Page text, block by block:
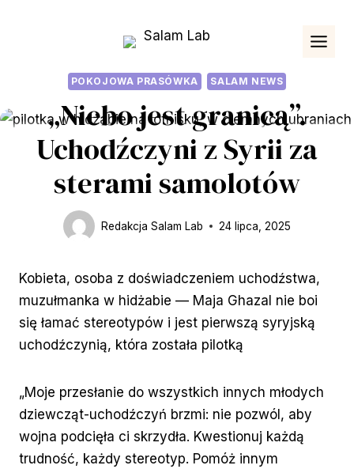
POKOJOWA PRASÓWKA SALAM NEWS
„Niebo jest granicą”.
Uchodźczyni z Syrii za
sterami samolotów
Redakcja Salam Lab 24 lipca, 2025
Kobieta, osoba z doświadczeniem uchodźstwa,
muzułmanka w hidżabie — Maja Ghazal nie boi
się łamać stereotypów i jest pierwszą syryjską
uchodźczynią, która została pilotką
„Moje przesłanie do wszystkich innych młodych
dziewcząt-uchodźczyń brzmi: nie pozwól, aby
wojna podcięła ci skrzydła. Kwestionuj każdą
trudność, każdy stereotyp. Pomóż innym